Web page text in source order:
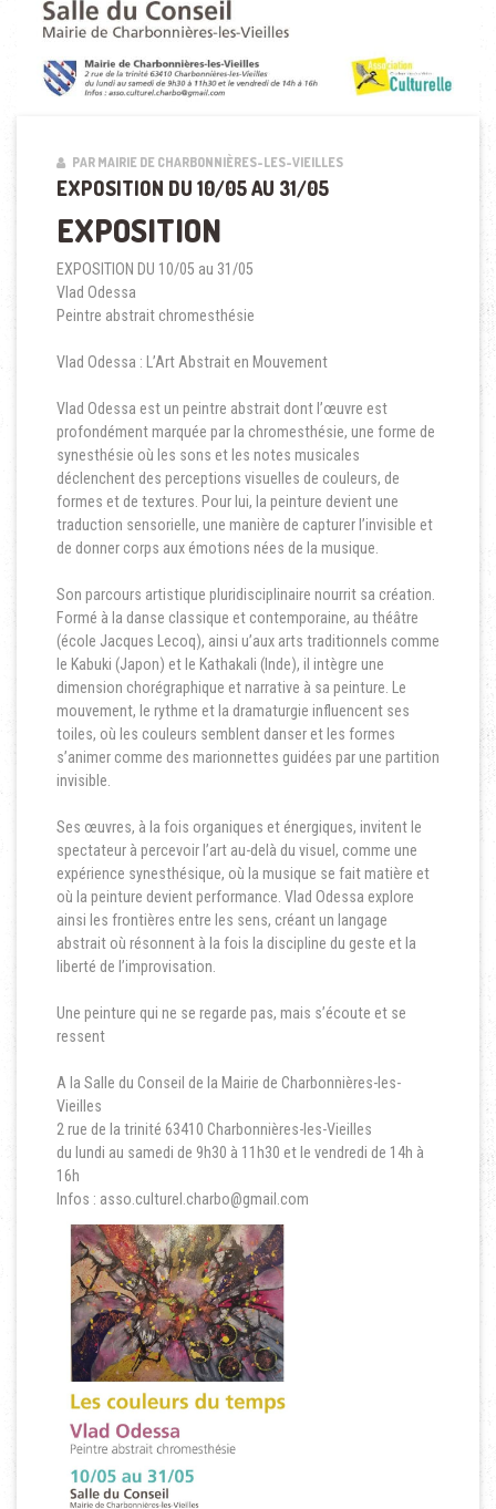
PAR MAIRIE DE CHARBONNIÈRES-LES-VIEILLES
EXPOSITION DU 10/05 AU 31/05
EXPOSITION
EXPOSITION DU 10/05 au 31/05
Vlad Odessa
Peintre abstrait chromesthésie
Vlad Odessa : L’Art Abstrait en Mouvement
Vlad Odessa est un peintre abstrait dont l’œuvre est
profondément marquée par la chromesthésie, une forme de
synesthésie où les sons et les notes musicales
déclenchent des perceptions visuelles de couleurs, de
formes et de textures. Pour lui, la peinture devient une
traduction sensorielle, une manière de capturer l’invisible et
de donner corps aux émotions nées de la musique.
Son parcours artistique pluridisciplinaire nourrit sa création.
Formé à la danse classique et contemporaine, au théâtre
(école Jacques Lecoq), ainsi u’aux arts traditionnels comme
le Kabuki (Japon) et le Kathakali (Inde), il intègre une
dimension chorégraphique et narrative à sa peinture. Le
mouvement, le rythme et la dramaturgie influencent ses
toiles, où les couleurs semblent danser et les formes
s’animer comme des marionnettes guidées par une partition
invisible.
Ses œuvres, à la fois organiques et énergiques, invitent le
spectateur à percevoir l’art au-delà du visuel, comme une
expérience synesthésique, où la musique se fait matière et
où la peinture devient performance. Vlad Odessa explore
ainsi les frontières entre les sens, créant un langage
abstrait où résonnent à la fois la discipline du geste et la
liberté de l’improvisation.
Une peinture qui ne se regarde pas, mais s’écoute et se
ressent
A la Salle du Conseil de la Mairie de Charbonnières-les-
Vieilles
2 rue de la trinité 63410 Charbonnières-les-Vieilles
du lundi au samedi de 9h30 à 11h30 et le vendredi de 14h à
16h
Infos : asso.culturel.charbo@gmail.com